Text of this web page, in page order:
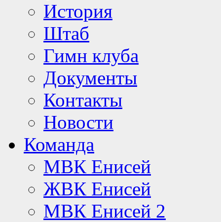
История
Штаб
Гимн клуба
Документы
Контакты
Новости
Команда
МВК Енисей
ЖВК Енисей
МВК Енисей 2